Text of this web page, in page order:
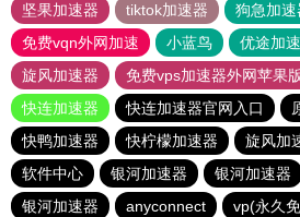
坚果加速器
tiktok加速器
狗急加速
免费vqn外网加速
小蓝鸟 优途加
旋风加速器
免费vps加速器外网苹果
快连加速器
快连加速器官网入口
快鸭加速器
快柠檬加速器 旋风加
软件中心
银河加速器 银河加速器
银河加速器
anyconnect
vp(永久